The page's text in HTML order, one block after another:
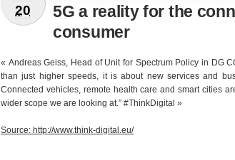
20
5G a reality for the
consumer
« Andreas Geiss, Head of Unit for Spectrum Policy in DG
than just higher speeds, it is about new services and
Connected vehicles, remote health care and smart cities
wider scope we are looking at.” #ThinkDigital »
Source: http://www.think-digital.eu/